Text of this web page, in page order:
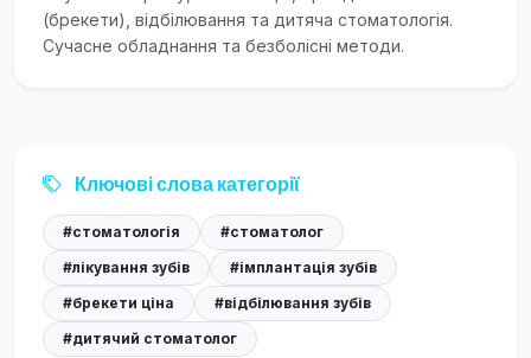
(брекети), відбілювання та дитяча стоматологія.
Сучасне обладнання та безболісні методи.
Ключові слова категорії
#стоматологія
#стоматолог
#лікування зубів
#імплантація зубів
#брекети ціна
#відбілювання зубів
#дитячий стоматолог